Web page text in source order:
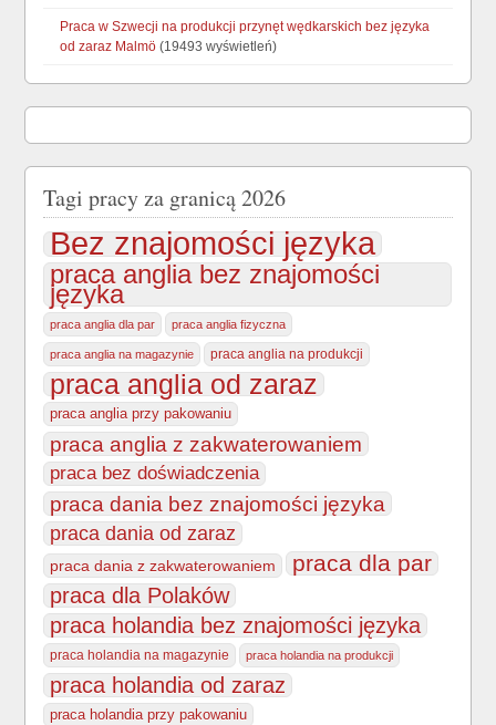
Praca w Szwecji na produkcji przynęt wędkarskich bez języka
od zaraz Malmö (19493 wyświetleń)
Tagi pracy za granicą 2026
Bez znajomości języka
praca anglia bez znajomości
języka
praca anglia dla par praca anglia fizyczna
praca anglia na magazynie praca anglia na produkcji
praca anglia od zaraz
praca anglia przy pakowaniu
praca anglia z zakwaterowaniem
praca bez doświadczenia
praca dania bez znajomości języka
praca dania od zaraz
praca dania z zakwaterowaniem praca dla par
praca dla Polaków
praca holandia bez znajomości języka
praca holandia na magazynie praca holandia na produkcji
praca holandia od zaraz
praca holandia przy pakowaniu